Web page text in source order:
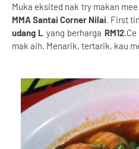
Muka eksited nak try makan
MMA Santai Corner Nilai. First
udang L yang berharga RM12
mak aih. Menarik, tertarik, kau